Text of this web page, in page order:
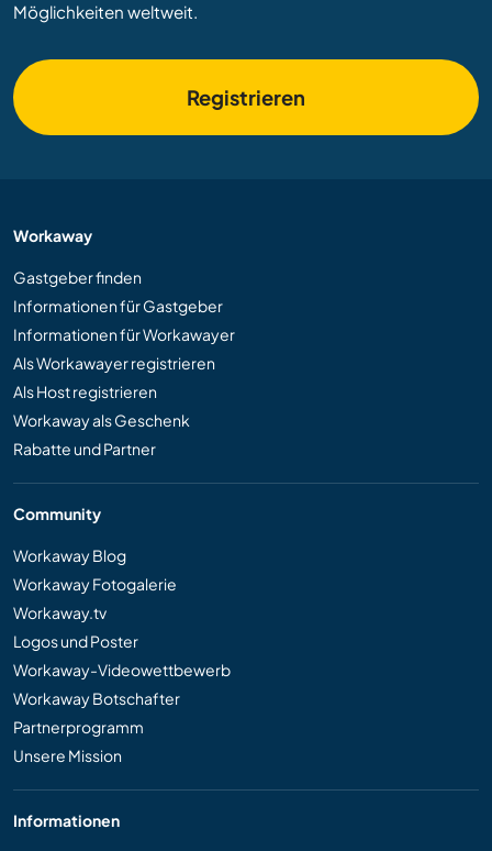
Möglichkeiten weltweit.
Registrieren
Workaway
Gastgeber finden
Informationen für Gastgeber
Informationen für Workawayer
Als Workawayer registrieren
Als Host registrieren
Workaway als Geschenk
Rabatte und Partner
Community
Workaway Blog
Workaway Fotogalerie
Workaway.tv
Logos und Poster
Workaway-Videowettbewerb
Workaway Botschafter
Partnerprogramm
Unsere Mission
Informationen